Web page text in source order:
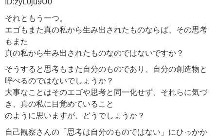
ID:zyL0ju9U0
それともう一つ。
エゴもまた真の私から生み出されたものならば、その思考
もまた
真の私から生み出されたものなのではないですか？
そうすると思考もまた自分のものであり、自分の創造物と
呼べるのではないでしょうか？
大事なことはそのエゴや思考と同一化せず、それらに気づ
き、真の私に目覚めていること
のように思いますが、どうでしょうか？
自己観察さんの「思考は自分のものではない」にひっかか